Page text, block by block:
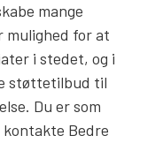
mange
mulighed for at
i stedet, og i
støttetilbud til
Du er som
Bedre